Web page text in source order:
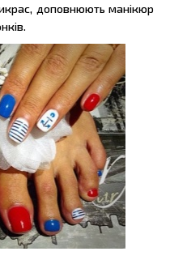
доповнюють манікюр